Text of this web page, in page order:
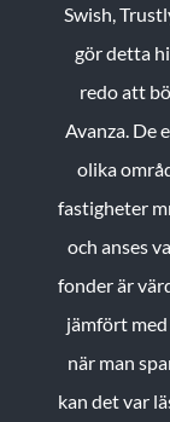
Swish,
gör detta
redo att
Avanza. De
olika
fastigheter
och anses
fonder är
jämfört
när man
kan det var